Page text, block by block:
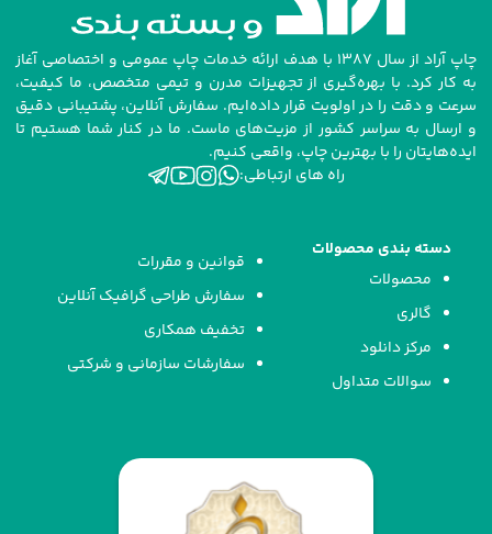
چاپ آراد از سال ۱۳۸۷ با هدف ارائه خدمات چاپ عمومی و اختصاصی آغاز
به کار کرد. با بهره‌گیری از تجهیزات مدرن و تیمی متخصص، ما کیفیت،
سرعت و دقت را در اولویت قرار داده‌ایم. سفارش آنلاین، پشتیبانی دقیق
و ارسال به سراسر کشور از مزیت‌های ماست. ما در کنار شما هستیم تا
ایده‌هایتان را با بهترین چاپ، واقعی کنیم.
راه های ارتباطی:
دسته بندی محصولات
محصولات
گالری
مرکز دانلود
سوالات متداول
قوانین و مقررات
سفارش طراحی گرافیک آنلاین
تخفیف همکاری
سفارشات سازمانی و شرکتی